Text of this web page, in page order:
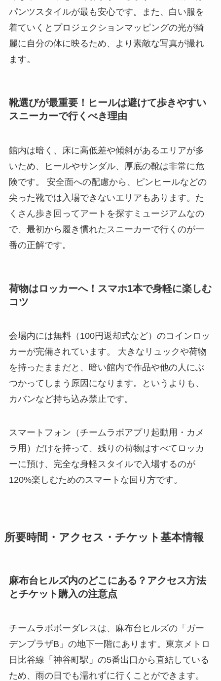
パンツスタイルが最も安心です。また、白い服を
着ていくとプロジェクションマッピングの光が綺
麗に自分の体に映るため、より素敵な写真が撮れ
ます。
靴選びが最重要！ヒールは避けて歩きやすい
スニーカーで行くべき理由
館内は暗く、床に高低差や傾斜があるエリアが多
いため、ヒールやサンダル、厚底の靴は非常に危
険です。 安全面への配慮から、ピンヒールなどの
尖った靴では入場できないエリアもあります。た
くさん歩き回ってアートを探すミュージアムなの
で、最初から履き慣れたスニーカーで行くのが一
番の正解です。
荷物はロッカーへ！スマホ1本で身軽に楽しむ
コツ
会場内には無料（100円返却式など）のコインロッ
カーが完備されています。 大きなリュックや荷物
を持ったままだと、暗い館内で作品や他の人にぶ
つかってしまう原因になります。というよりも、
カバンなど持ち込み禁止です。
スマートフォン（チームラボアプリ起動用・カメ
ラ用）だけを持って、残りの荷物はすべてロッカ
ーに預け、完全な身軽スタイルで入場するのが
120%楽しむためのスマートな回り方です。
所要時間・アクセス・チケット基本情報
麻布台ヒルズ内のどこにある？アクセス方法
とチケット購入の注意点
チームラボボーダレスは、麻布台ヒルズの「ガー
デンプラザB」の地下一階にあります。東京メトロ
日比谷線「神谷町駅」の5番出口から直結している
ため、雨の日でも濡れずに行くことができます。